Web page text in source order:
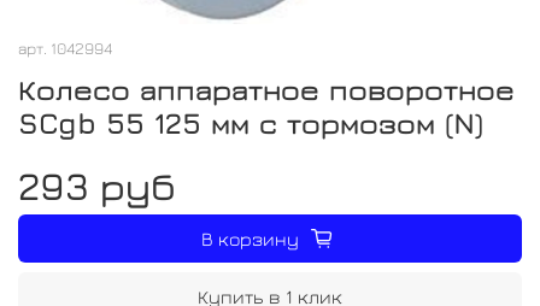
арт. 1042994
Колесо аппаратное поворотное
SCgb 55 125 мм с тормозом (N)
293 руб
В корзину
Купить в 1 клик